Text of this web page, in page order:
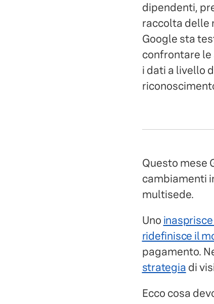
dipendenti,
raccolta delle
Google sta
confrontare le
i dati a livello
Questo mese
cambiamenti
multisede.
Uno
ridefinisce il
pagamento.
strategia di
Ecco cosa